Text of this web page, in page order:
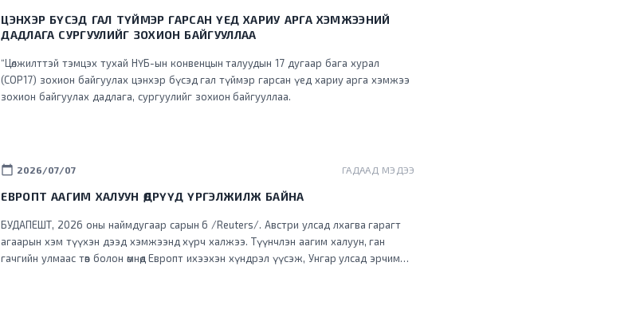
ЦЭНХЭР БҮСЭД ГАЛ ТҮЙМЭР ГАРСАН ҮЕД ХАРИУ АРГА ХЭМЖЭЭНИЙ
ДАДЛАГА СУРГУУЛИЙГ ЗОХИОН БАЙГУУЛЛАА
“Цөлжилттэй тэмцэх тухай НҮБ-ын конвенцын талуудын 17 дугаар бага хурал
(COP17) зохион байгуулах цэнхэр бүсэд гал түймэр гарсан үед хариу арга хэмжээ
зохион байгуулах дадлага, сургуулийг зохион байгууллаа.
calendar_today 2026/07/07 ГАДААД МЭДЭЭ
ЕВРОПТ ААГИМ ХАЛУУН ӨДРҮҮД ҮРГЭЛЖИЛЖ БАЙНА
БУДАПЕШТ, 2026 оны наймдугаар сарын 6 /Reuters/. Австри улсад лхагва гарагт
агаарын хэм түүхэн дээд хэмжээнд хүрч халжээ. Түүнчлэн аагим халуун, ган
гачгийн улмаас төв болон өмнөд Европт ихээхэн хүндрэл үүсэж, Унгар улсад эрчим